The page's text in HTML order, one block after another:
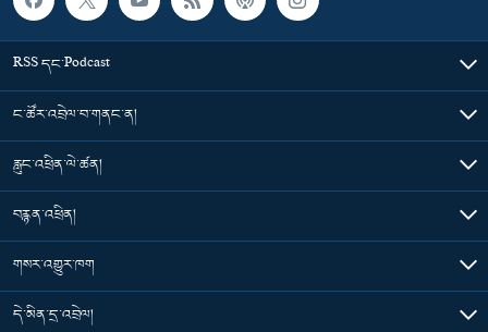
RSS དང་Podcast
ང་ཚོར་འབྲེལ་བ་གནང་ན།
རླུང་འཕྲིན་ལེ་ཚན།
བརྙན་འཕྲིན།
གསར་འགྱུར་ཁག
དེ་མིན་དྲ་འབྲེལ།